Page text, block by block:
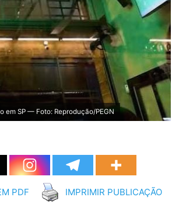
em SP — Foto: Reprodução/PEGN
PDF IMPRIMIR PUBLICAÇÃO